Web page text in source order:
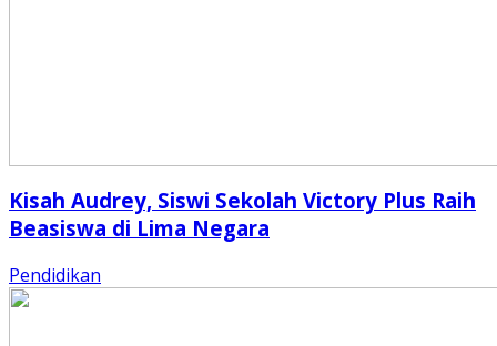
Kisah Audrey, Siswi Sekolah Victory Plus Raih
Beasiswa di Lima Negara
Pendidikan